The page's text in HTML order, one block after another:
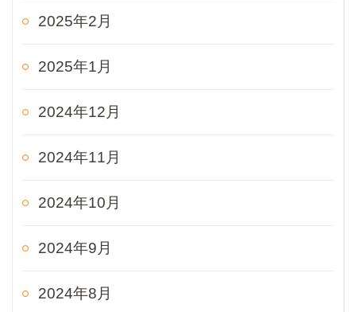
2025年2月
2025年1月
2024年12月
2024年11月
2024年10月
2024年9月
2024年8月